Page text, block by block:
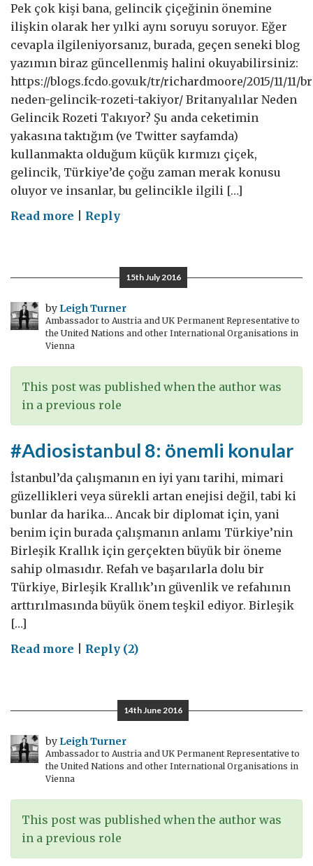
Pek çok kişi bana, gelincik çiçeğinin önemine
ilişkin olarak her yılki aynı soruyu soruyor. Eğer
cevapla ilgileniyorsanız, burada, geçen seneki blog
yazımın biraz güncellenmiş halini okuyabilirsiniz:
https://blogs.fcdo.gov.uk/tr/richardmoore/2015/11/11/
neden-gelincik-rozeti-takiyor/ Britanyalılar Neden
Gelincik Rozeti Takıyor? Şu anda ceketimin
yakasına taktığım (ve Twitter sayfamda)
kullanmakta olduğum küçük kırmızı çiçek,
gelincik, Türkiye’de çoğu zaman merak konusu
oluyor ve insanlar, bu gelincikle ilgili […]
Read more on
Gelincik
Takıyor?
Reply
15th July 2016
by Leigh Turner
Ambassador to Austria and UK Permanent Representative to
the United Nations and other International Organisations in
Vienna
This post was published when the author was
in a previous role
#Adiosistanbul 8: önemli konular
İstanbul’da çalışmanın en iyi yanı tarihi, mimari
güzellikleri veya sürekli artan enejisi değil, tabi ki
bunlar da harika… Ancak bir diplomat için, yani
benim için burada çalışmanın anlamı Türkiye’nin
Birleşik Krallık için gerçekten büyük bir öneme
sahip olmasıdır. Refah ve başarılarla dolu bir
Türkiye, Birleşik Krallık’ın güvenlik ve refahının
arttırılmasında büyük önem teşkil ediyor. Birleşik
[…]
Read more on
konular
Reply (2)
14th June 2016
by Leigh Turner
Ambassador to Austria and UK Permanent Representative to
the United Nations and other International Organisations in
Vienna
This post was published when the author was
in a previous role